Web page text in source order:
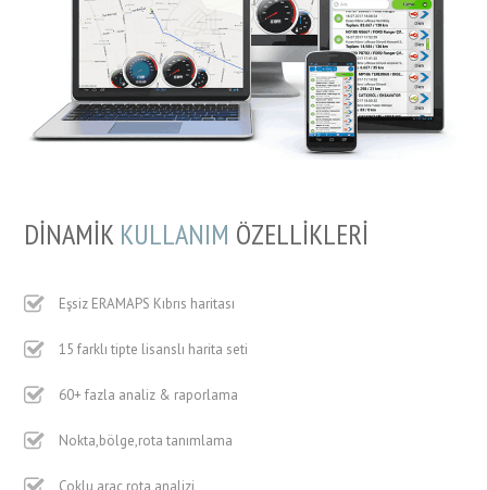
DİNAMİK KULLANIM ÖZELLİKLERİ
Eşsiz ERAMAPS Kıbrıs haritası
15 farklı tipte lisanslı harita seti
60+ fazla analiz & raporlama
Nokta,bölge,rota tanımlama
Çoklu araç rota analizi